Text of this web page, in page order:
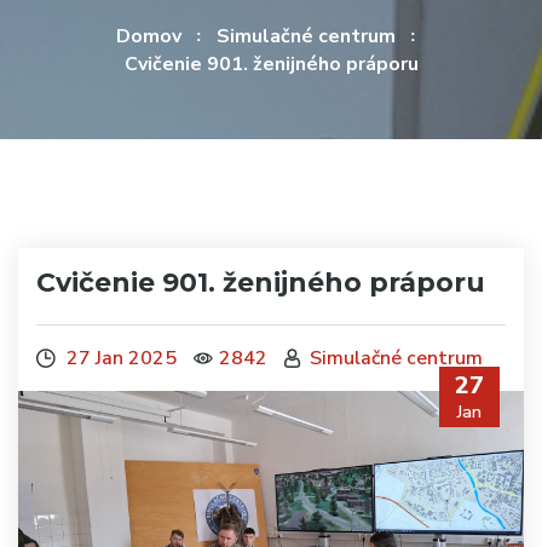
Domov
Simulačné centrum
Cvičenie 901. ženijného práporu
Cvičenie 901. ženijného práporu
27 Jan 2025 2842 Simulačné centrum
27
Jan